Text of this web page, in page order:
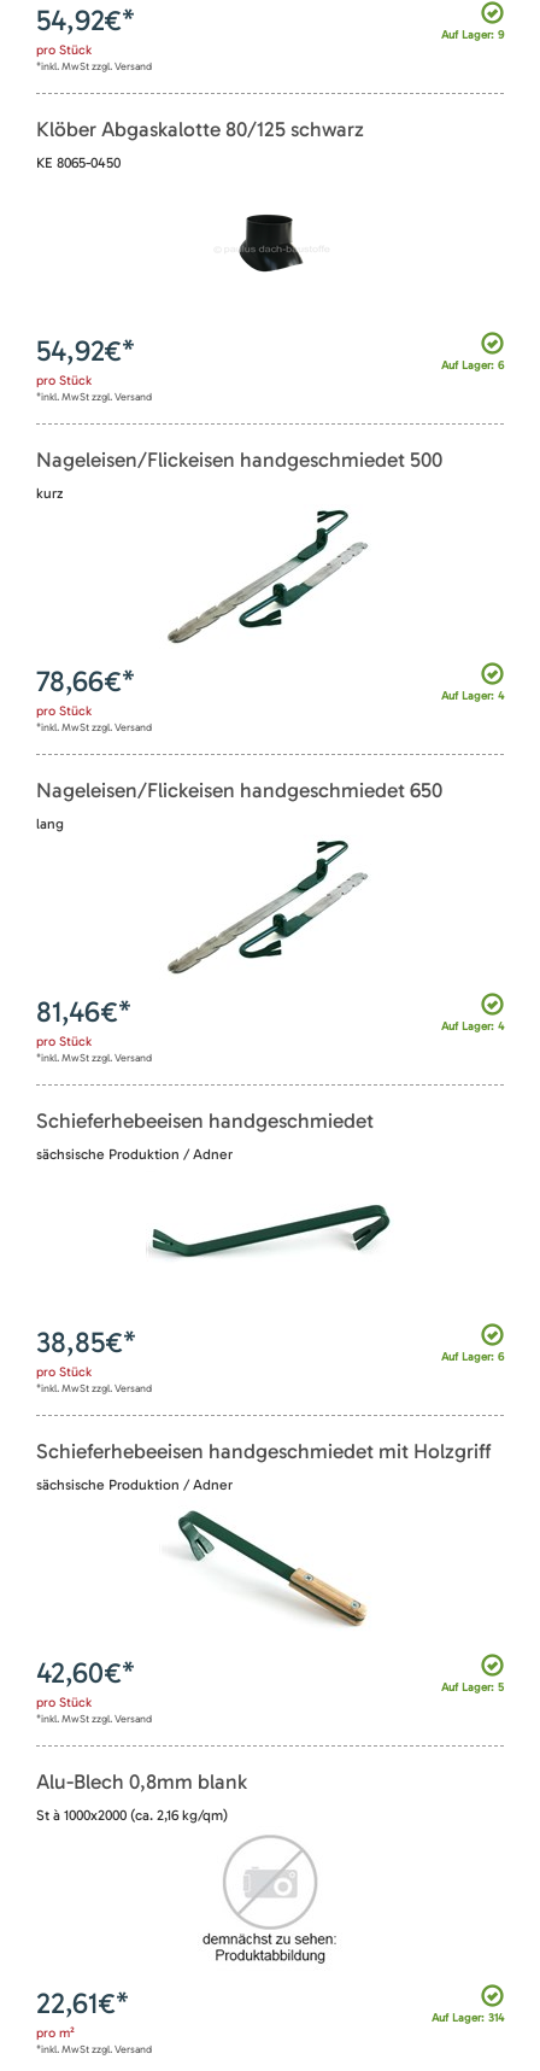
Auf Lager: 9
54,92€*
pro Stück
*inkl. MwSt zzgl. Versand
Klöber Abgaskalotte 80/125 schwarz
KE 8065-0450
Auf Lager: 6
54,92€*
pro Stück
*inkl. MwSt zzgl. Versand
Nageleisen/Flickeisen handgeschmiedet 500
kurz
Auf Lager: 4
78,66€*
pro Stück
*inkl. MwSt zzgl. Versand
Nageleisen/Flickeisen handgeschmiedet 650
lang
Auf Lager: 4
81,46€*
pro Stück
*inkl. MwSt zzgl. Versand
Schieferhebeeisen handgeschmiedet
sächsische Produktion / Adner
Auf Lager: 6
38,85€*
pro Stück
*inkl. MwSt zzgl. Versand
Schieferhebeeisen handgeschmiedet mit Holzgriff
sächsische Produktion / Adner
Auf Lager: 5
42,60€*
pro Stück
*inkl. MwSt zzgl. Versand
Alu-Blech 0,8mm blank
St à 1000x2000 (ca. 2,16 kg/qm)
Auf Lager: 314
22,61€*
pro m²
*inkl. MwSt zzgl. Versand